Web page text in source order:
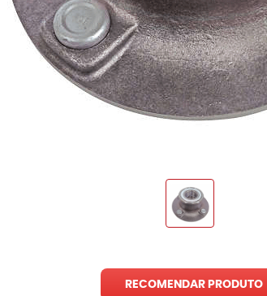
RECOMENDAR PRODUTO